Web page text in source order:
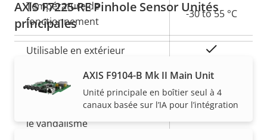
propriété
propriété
Température de
fonctionnement
-30 to 55 °C
Utilisable en extérieur
Indice de protection IP IP66/67
Indice de protection contre
le vandalisme
AXIS F7225-RE Pinhole Sensor Unités
principales
AXIS F9104-B Mk II Main Unit
Unité principale en boîtier seul à 4
canaux basée sur l’IA pour l’intégration